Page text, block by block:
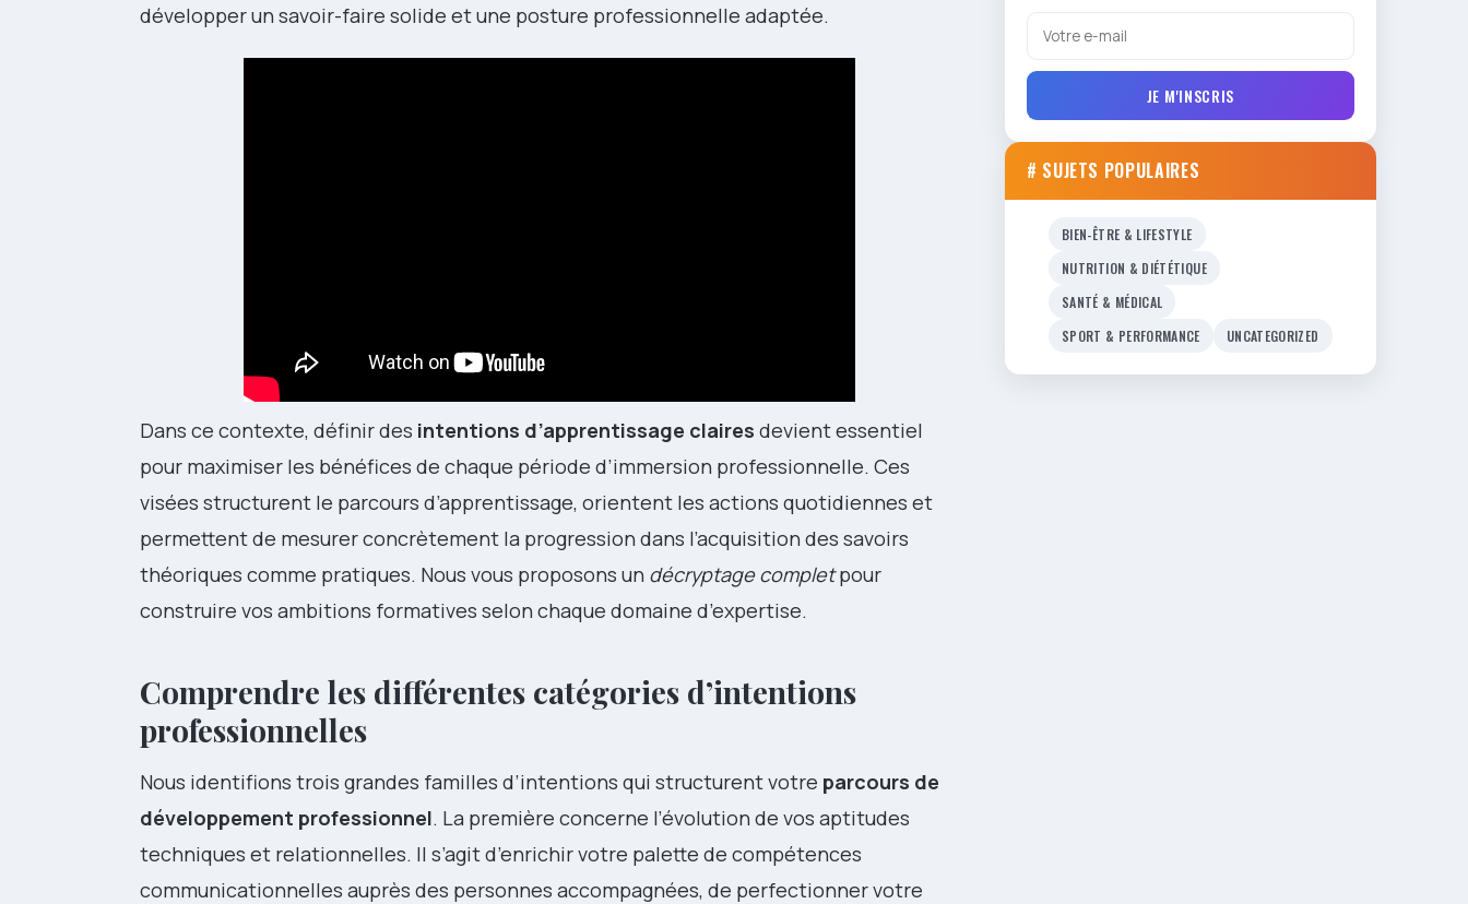
développer un savoir-faire solide et une posture professionnelle adaptée.
Dans ce contexte, définir des intentions d’apprentissage claires devient essentiel
pour maximiser les bénéfices de chaque période d’immersion professionnelle. Ces
visées structurent le parcours d’apprentissage, orientent les actions quotidiennes et
permettent de mesurer concrètement la progression dans l’acquisition des savoirs
théoriques comme pratiques. Nous vous proposons un décryptage completpour
construire vos ambitions formatives selon chaque domaine d’expertise.
Comprendre les différentes catégories d’intentions
professionnelles
Nous identifions trois grandes familles d’intentions qui structurent votre parcours de
développement professionnel. La première concerne l’évolution de vos aptitudes
techniques et relationnelles. Il s’agit d’enrichir votre palette de compétences
communicationnelles auprès des personnes accompagnées, de perfectionner votre
JE M'INSCRIS
# SUJETS POPULAIRES
BIEN-ÊTRE & LIFESTYLE
NUTRITION & DIÉTÉTIQUE
SANTÉ & MÉDICAL
SPORT & PERFORMANCE
UNCATEGORIZED